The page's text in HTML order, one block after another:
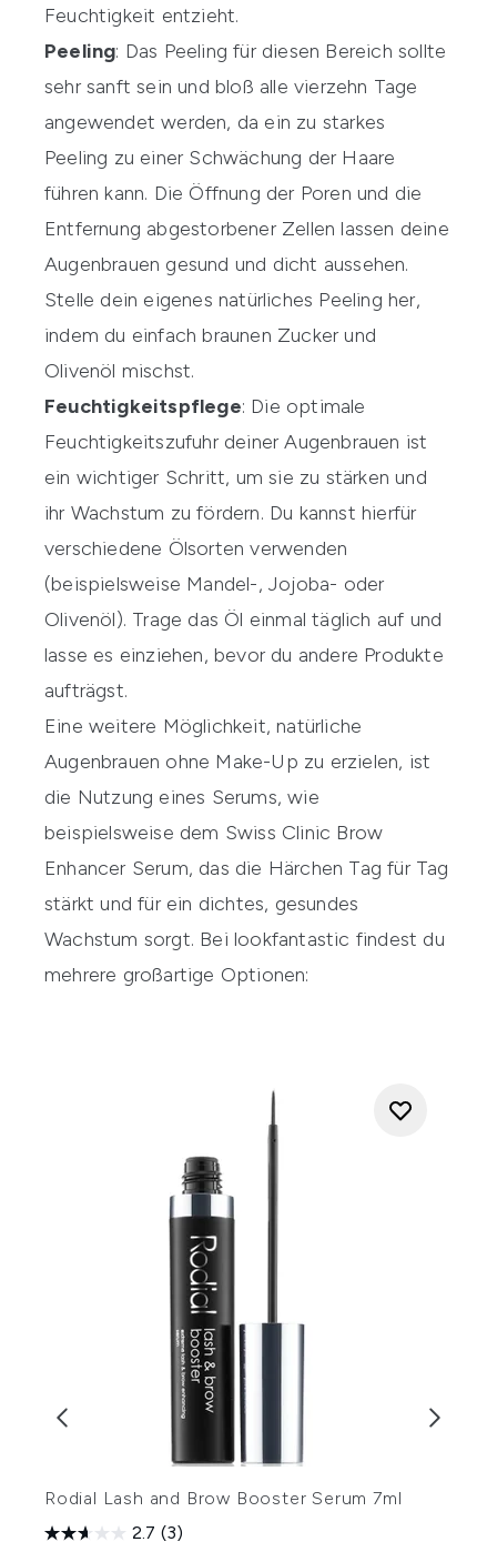
Feuchtigkeit entzieht.
Peeling: Das Peeling für diesen Bereich sollte
sehr sanft sein und bloß alle vierzehn Tage
angewendet werden, da ein zu starkes
Peeling zu einer Schwächung der Haare
führen kann. Die Öffnung der Poren und die
Entfernung abgestorbener Zellen lassen deine
Augenbrauen gesund und dicht aussehen.
Stelle dein eigenes natürliches Peeling her,
indem du einfach braunen Zucker und
Olivenöl mischst.
Feuchtigkeitspflege: Die optimale
Feuchtigkeitszufuhr deiner Augenbrauen ist
ein wichtiger Schritt, um sie zu stärken und
ihr Wachstum zu fördern. Du kannst hierfür
verschiedene Ölsorten verwenden
(beispielsweise Mandel-, Jojoba- oder
Olivenöl). Trage das Öl einmal täglich auf und
lasse es einziehen, bevor du andere Produkte
aufträgst.
Eine weitere Möglichkeit, natürliche
Augenbrauen ohne Make-Up zu erzielen, ist
die Nutzung eines Serums, wie
beispielsweise dem Swiss Clinic Brow
Enhancer Serum, das die Härchen Tag für Tag
stärkt und für ein dichtes, gesundes
Wachstum sorgt. Bei lookfantastic findest du
mehrere großartige Optionen:
Rodial Lash and Brow Booster Serum 7ml
2.7 (3)